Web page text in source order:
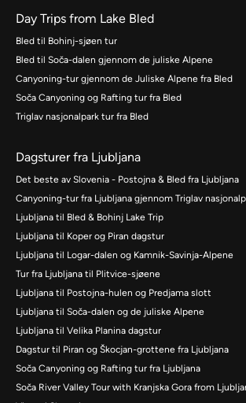
Day Trips from Lake Bled
Bled til Bohinj-sjøen tur
Bled til Soča-dalen gjennom de juliske Alpene
Canyoning-tur gjennom de Juliske Alpene fra Bled
Soča Canyoning og Rafting tur fra Bled
Triglav nasjonalpark tur fra Bled
Dagsturer fra Ljubljana
Det beste av Slovenia - Postojna & Bled fra Ljubljana
Canyoning-tur fra Ljubljana gjennom Triglav
Ljubljana til Bled & Bohinj Lake Trip
Ljubljana til Koper og Piran dagstur
Ljubljana til Logar-dalen og Kamnik-Savinja-Alpene
Tur fra Ljubljana til Plitvice-sjøene
Ljubljana til Postojna-hulen og Predjama slott
Ljubljana til Soča-dalen og de juliske Alpene
Ljubljana til Velika Planina dagstur
Dagstur til Piran og Škocjan-grottene fra Ljubljana
Soča Canyoning og Rafting tur fra Ljubljana
Soča River Valley Tour with Kranjska Gora from